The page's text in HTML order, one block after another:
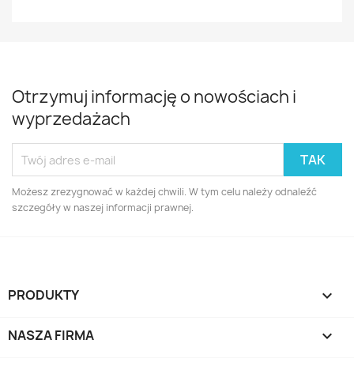
Otrzymuj informację o nowościach i
wyprzedażach
Możesz zrezygnować w każdej chwili. W tym celu należy odnaleźć
szczegóły w naszej informacji prawnej.
PRODUKTY 
NASZA FIRMA 